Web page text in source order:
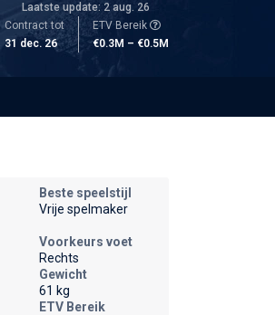
Laatste update: 2 aug. 26
Contract tot
31 dec. 26
ETV Bereik
€0.3M – €0.5M
Beste speelstijl
Vrije spelmaker
Voorkeurs voet
Rechts
Gewicht
61 kg
ETV Bereik